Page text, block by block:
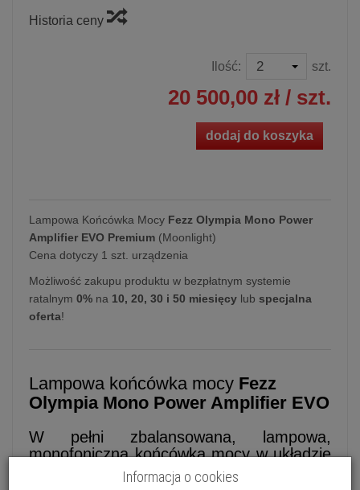
Historia ceny
Ilość: szt.
20 500,00 zł / szt.
dodaj do koszyka
Lampowa Końcówka Mocy Fezz Olympia Mono Power
Amplifier EVO Premium (Moonlight)
Cena dotyczy 1 szt. urządzenia
Możliwość zakupu produktu w bezpłatnym systemie
ratalnym 0% na 10, 20, 30 i 50 miesięcy lub specjalna
oferta!
Lampowa końcówka mocy Fezz
Olympia Mono Power Amplifier EVO
W pełni zbalansowana, lampowa,
monofoniczna końcówka mocy w układzie
parallel push-pullInformacja o cookies